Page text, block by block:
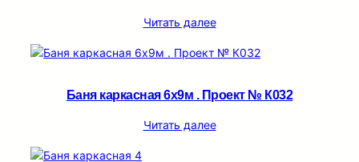
Читать далее
Баня каркасная 6х9м . Проект № К032
Читать далее